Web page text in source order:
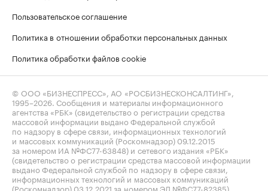
Пользовательское соглашение
Политика в отношении обработки персональных данных
Политика обработки файлов cookie
© ООО «БИЗНЕСПРЕСС», АО «РОСБИЗНЕСКОНСАЛТИНГ»,
1995–2026 . Сообщения и материалы информационного
агентства «РБК» (свидетельство о регистрации средства
массовой информации выдано Федеральной службой
по надзору в сфере связи, информационных технологий
и массовых коммуникаций (Роскомнадзор) 09.12.2015
за номером ИА №ФС77-63848) и сетевого издания «РБК»
(свидетельство о регистрации средства массовой информации
выдано Федеральной службой по надзору в сфере связи,
информационных технологий и массовых коммуникаций
(Роскомнадзор) 03.12.2021 за номером ЭЛ №ФС77-82385)